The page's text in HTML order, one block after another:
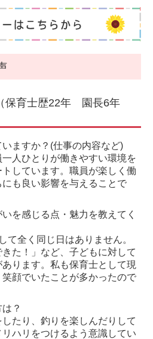
保育士歴22年 園長6年
いますか？(仕事の内容など)
人ひとりが働きやすい環境を
しています。職員が楽しく働
も良い影響を与えることで
を感じる点・魅力を教えてく
て全く同じ日はありません。
きた！」など、子どもに対して
ります。私も保育士として現
顔でいたことが多かったので
？
たり、釣りを楽しんだりして
ハリをつけるよう意識してい